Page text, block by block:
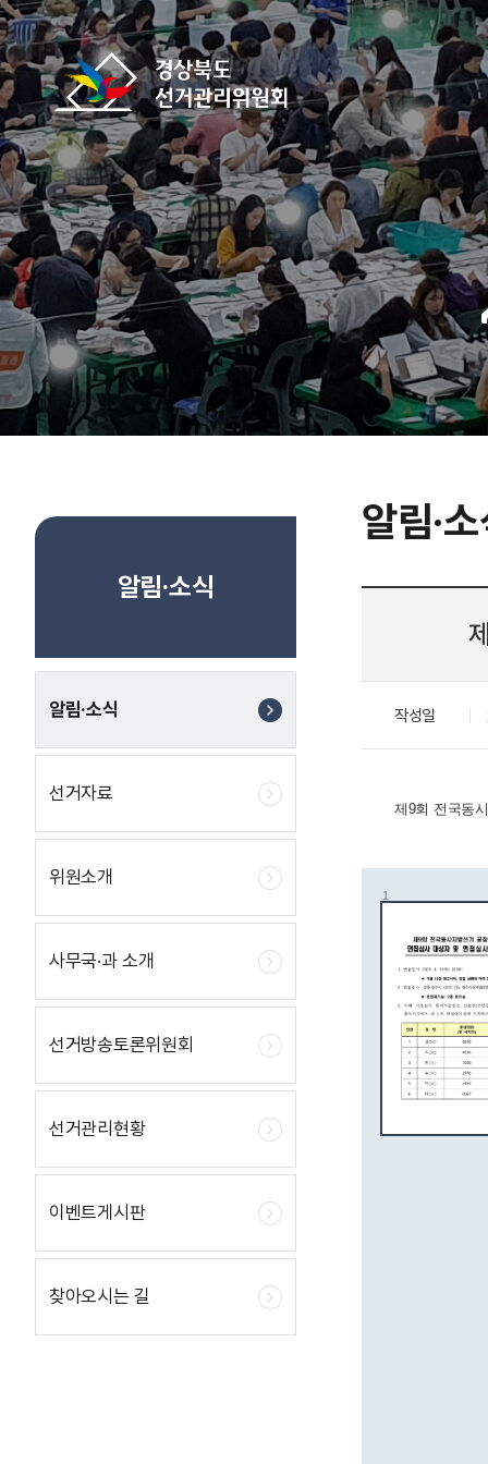
바로가기 메뉴
알림·소식
알림·소식
선거자료
위원소개
사무국·과 소개
선거방송토론위원회
선거관리현황
이벤트게시판
찾아오시는 길
알림·
작성일
제9회 전국동